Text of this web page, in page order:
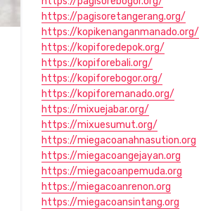
https://pagisoretangerang.org/
https://kopikenanganmanado.org/
https://kopiforedepok.org/
https://kopiforebali.org/
https://kopiforebogor.org/
https://kopiforemanado.org/
https://mixuejabar.org/
https://mixuesumut.org/
https://miegacoanahnasution.org
https://miegacoangejayan.org
https://miegacoanpemuda.org
https://miegacoanrenon.org
https://miegacoansintang.org